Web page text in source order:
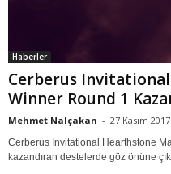
Haberler
Cerberus
Winner Round 1
Mehmet Nalçakan - 27 Kasım 2017
Cerberus Invitational Hearthstone
kazandıran destelerde göz önüne